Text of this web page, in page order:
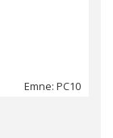
Emne: PC10